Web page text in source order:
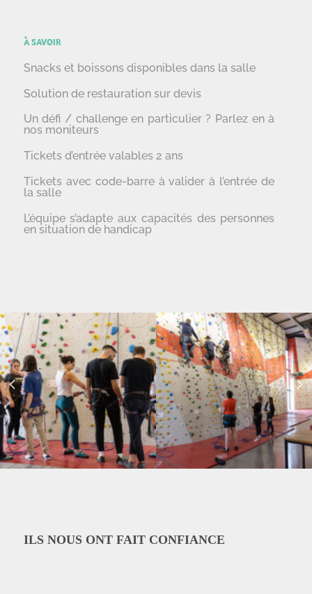
À SAVOIR
Snacks et boissons disponibles dans la salle
Solution de restauration sur devis
Un défi / challenge en particulier ? Parlez en à
nos moniteurs
Tickets d’entrée valables 2 ans
Tickets avec code-barre à valider à l’entrée de
la salle
L’équipe s’adapte aux capacités des personnes
en situation de handicap
ILS NOUS ONT FAIT CONFIANCE